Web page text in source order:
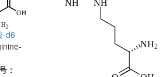
-d6
：